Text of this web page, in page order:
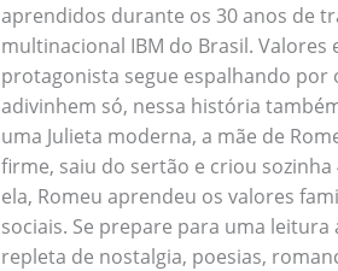
aprendidos durante os 30 anos de
multinacional IBM do Brasil. Valores
protagonista segue espalhando por
adivinhem só, nessa história
uma Julieta moderna, a mãe de
firme, saiu do sertão e criou sozinha
ela, Romeu aprendeu os valores
sociais. Se prepare para uma leitura
repleta de nostalgia, poesias,